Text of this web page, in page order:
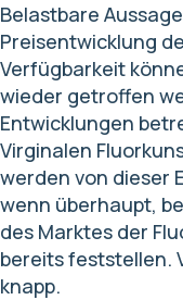
Belastbare
Preisentwicklung
Verfügbarkeit
wieder getroffen
Entwicklungen
Virginalen
werden von dieser
wenn überhaupt,
des Marktes der
bereits feststellen.
knapp.